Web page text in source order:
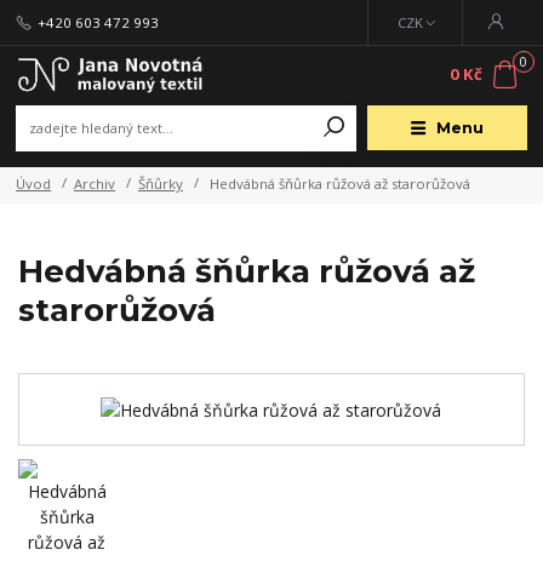
Menu
CZK
+420 603 472 993
0
0 Kč
Úvod Archiv Šňůrky Hedvábná šňůrka růžová až starorůžová
Hedvábná šňůrka růžová až
starorůžová